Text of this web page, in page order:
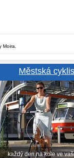
Městská
každý den na kole ve